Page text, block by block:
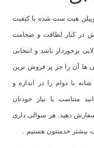
2550 از نخ پلی پروپیلن هیت ست شده با کیفیت
در کنار لطافت و ضخامت
برخوردار باشد و انتخابی
ها آن را جز پر فروش ترین
ماشینی کرده است. این فرش 700 شانه با دوام را در اندازه و
مختلف 2100،2250،2550 میتوانید متناسب با نیاز خودتان
دهید. هر سوالی داری
بیشتر خدمتتون هستیم .